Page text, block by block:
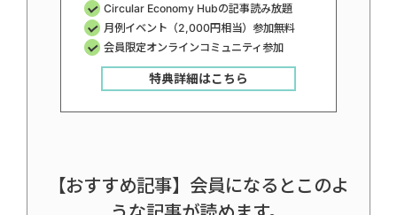
Circular Economy Hubの記事読み放題
月例イベント（2,000円相当）参加無料
会員限定オンラインコミュニティ参加
特典詳細はこちら
【おすすめ記事】会員になるとこのよ